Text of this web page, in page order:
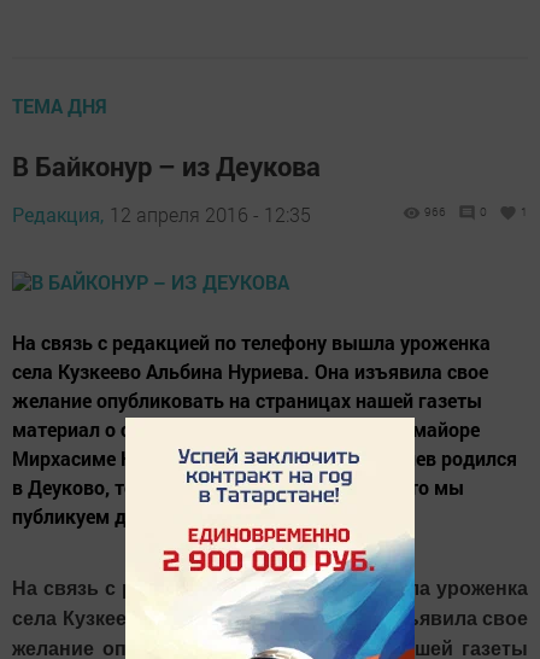
ТЕМА ДНЯ
В Байконур – из Деукова
Редакция, 12 апреля 2016 - 12:35 966 0 1
На связь с редакцией по телефону вышла уроженка
села Кузкеево Альбина Нуриева. Она изъявила свое
желание опубликовать на страницах нашей газеты
материал о своем муже, военном офицере, майоре
Мирхасиме Нуриеве. То, что Мирхасим Нуриев родился
в Деуково, тоже сыграл свою роль в том, что мы
публикуем данный материал в газете....
На связь с редакцией по телефону вышла уроженка
села Кузкеево Альбина Нуриева. Она изъявила свое
желание опубликовать на страницах нашей газеты